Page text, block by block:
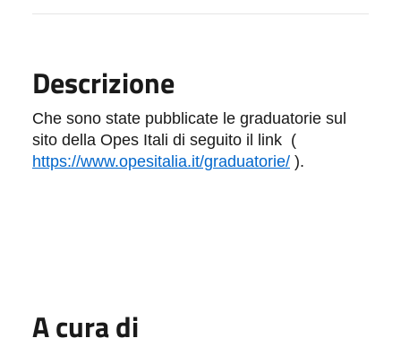
Descrizione
Che sono state pubblicate le graduatorie sul
sito della Opes Itali di seguito il link (
https://www.opesitalia.it/graduatorie/ ).
A cura di